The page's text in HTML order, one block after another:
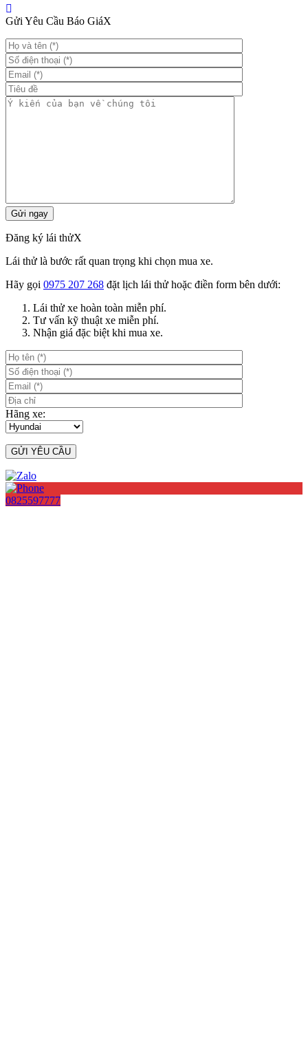
Gửi Yêu Cầu Báo GiáX
Đăng ký lái thửX
Lái thử là bước rất quan trọng khi chọn mua xe.
Hãy gọi 0975 207 268 đặt lịch lái thử hoặc điền form bên dưới:
Lái thử xe hoàn toàn miễn phí.
Tư vấn kỹ thuật xe miễn phí.
Nhận giá đặc biệt khi mua xe.
Hãng xe:
0825597777